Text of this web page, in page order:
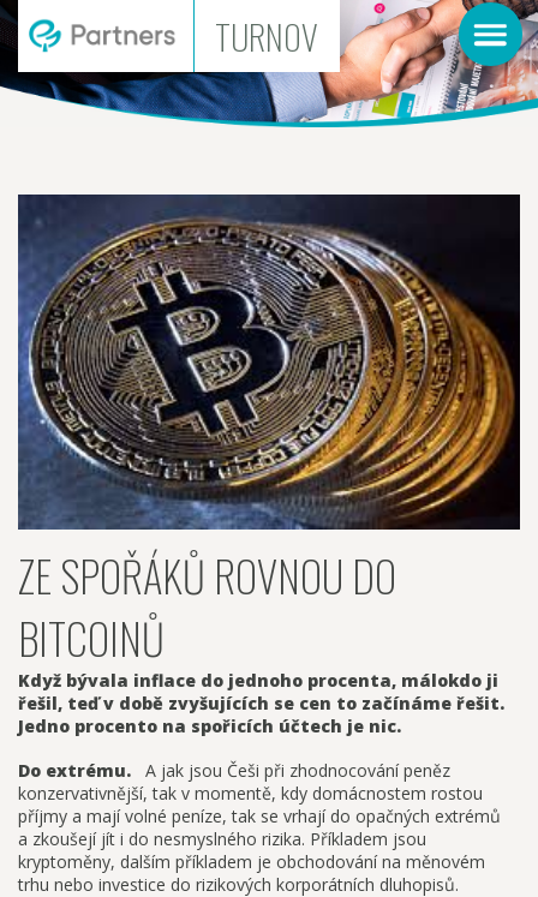
TURNOV
ZE SPOŘÁKŮ ROVNOU DO
BITCOINŮ
Když bývala inflace do jednoho procenta, málokdo ji
řešil, teď v době zvyšujících se cen to začínáme řešit.
Jedno procento na spořicích účtech je nic.
Do extrému. A jak jsou Češi při zhodnocování peněz
konzervativnější, tak v momentě, kdy domácnostem rostou
příjmy a mají volné peníze, tak se vrhají do opačných extrémů
a zkoušejí jít i do nesmyslného rizika. Příkladem jsou
kryptoměny, dalším příkladem je obchodování na měnovém
trhu nebo investice do rizikových korporátních dluhopisů.